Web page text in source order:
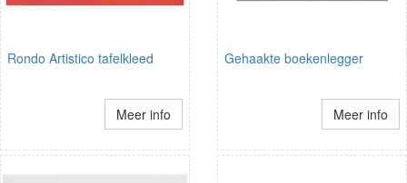
Rondo Artistico tafelkleed
Meer info
Gehaakte boekenlegger
Meer info